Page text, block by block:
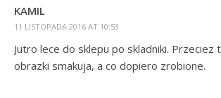
KAMIL
11 LISTOPADA 2016 AT 10:53
Jutro lece do sklepu po skladniki. Przeciez
obrazki smakuja, a co dopiero zrobione.